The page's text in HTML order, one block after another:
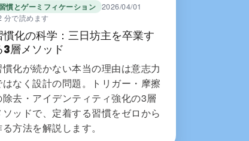
慣とゲーミフィケーション 2026/04/01
分で読めます
慣化の科学：三日坊主を卒業す
3層メソッド
慣化が続かない本当の理由は意志力
はなく設計の問題。トリガー・摩擦
除去・アイデンティティ強化の3層
ソッドで、定着する習慣をゼロから
方法を解説します。